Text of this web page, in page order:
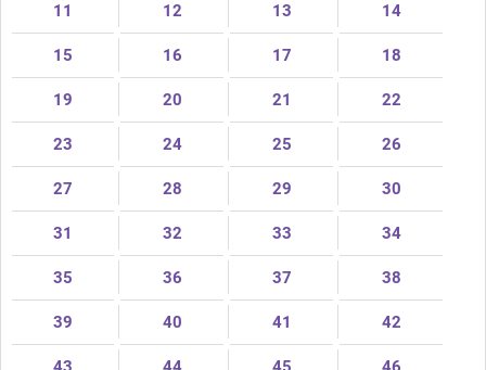
11 12 13 14
15 16 17 18
19 20 21 22
23 24 25 26
27 28 29 30
31 32 33 34
35 36 37 38
39 40 41 42